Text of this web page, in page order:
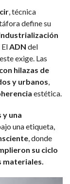
, técnica
define su
ElADN del
exige. Las
hilazas de
y urbanos,
estética.
una
una etiqueta,
, donde
su ciclo
materiales.